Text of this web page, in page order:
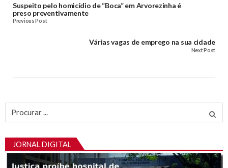
Suspeito pelo homicídio de “Boca” em Arvorezinha é
preso preventivamente
Previous Post
Várias vagas de emprego na sua cidade
Next Post
Procurar
JORNAL DIGITAL